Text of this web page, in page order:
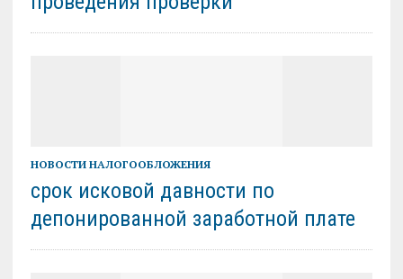
НОВОСТИ НАЛОГООБЛОЖЕНИЯ
срок исковой давности по
депонированной заработной плате